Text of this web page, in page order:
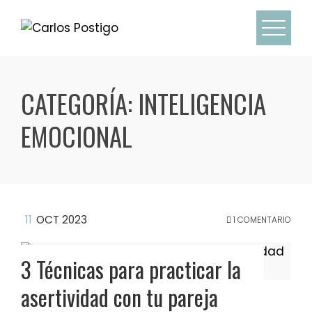
CATEGORÍA: INTELIGENCIA
EMOCIONAL
11 OCT 2023 1 COMENTARIO
3 Técnicas para practicar la
asertividad con tu pareja